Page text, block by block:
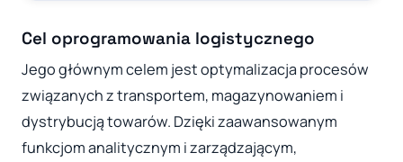
Cel oprogramowania logistycznego
Jego głównym celem jest optymalizacja procesów
związanych z transportem, magazynowaniem i
dystrybucją towarów. Dzięki zaawansowanym
funkcjom analitycznym i zarządzającym,